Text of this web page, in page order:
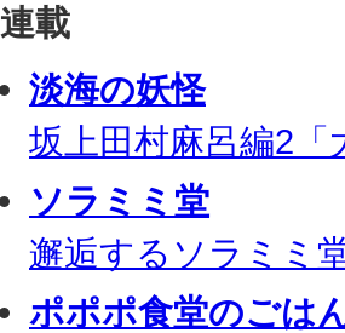
連載
淡海の妖怪
坂上田村麻呂編2「
ソラミミ堂
邂逅するソラミミ
ポポポ食堂のごは